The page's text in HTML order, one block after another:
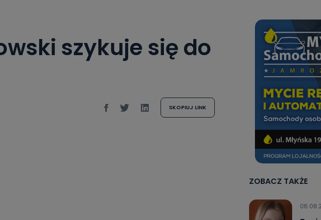
szykuje się do
SKOPIUJ LINK
ZOBACZ TAKŻE